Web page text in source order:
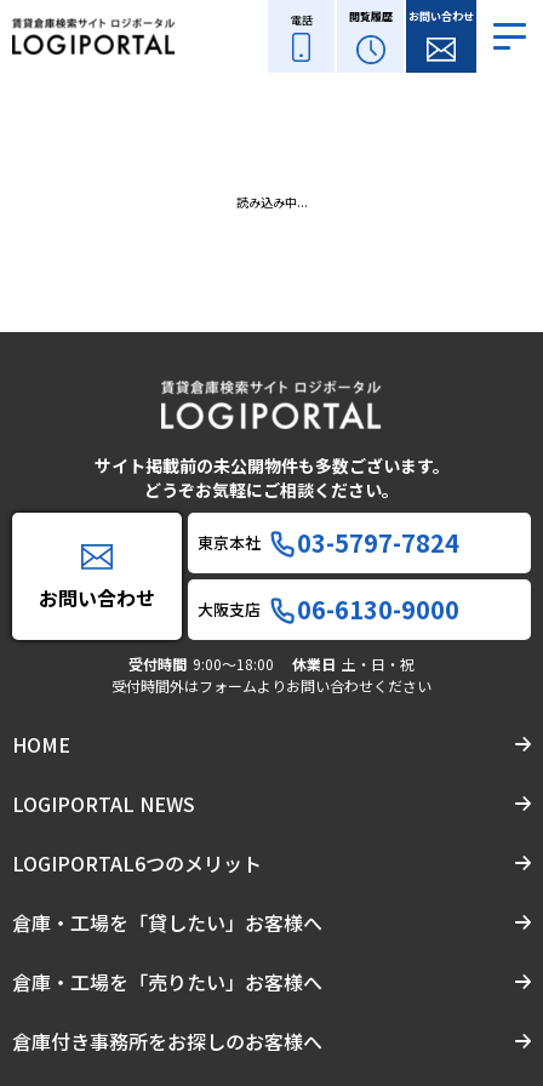
電話 閲覧履歴 お問い合わせ
読み込み中...
サイト掲載前の未公開物件も多数ございます。
どうぞお気軽にご相談ください。
お問い合わせ
東京本社 03-5797-7824
大阪支店 06-6130-9000
受付時間 9:00〜18:00 休業日 土・日・祝
受付時間外はフォームよりお問い合わせください
HOME
LOGIPORTAL NEWS
LOGIPORTAL6つのメリット
倉庫・工場を「貸したい」お客様へ
倉庫・工場を「売りたい」お客様へ
倉庫付き事務所をお探しのお客様へ